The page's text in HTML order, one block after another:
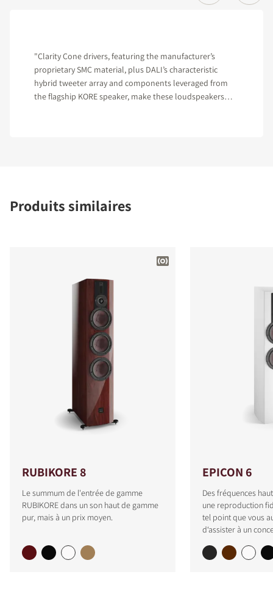
"Clarity Cone drivers, featuring the manufacturer’s
proprietary SMC material, plus DALI’s characteristic
hybrid tweeter array and components leveraged from
the flagship KORE speaker, make these loudspeakers
Produits similaires
RUBIKORE 8
Le summum de l'entrée de gamme
RUBIKORE dans un son haut de gamme
pur, mais à un prix moyen.
EPICON 6
Des fréquences
une reproduction
tel point que vous
d‘assister à un